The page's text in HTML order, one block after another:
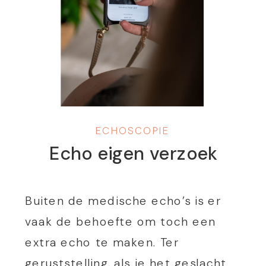
Echo eigen verzoek
Buiten de medische echo’s is er
vaak de behoefte om toch een
extra echo te maken. Ter
geruststelling, als je het geslacht
ECHOSCOPIE